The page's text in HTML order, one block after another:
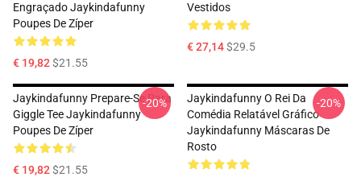
Engraçado Jaykindafunny
Poupes De Zíper
€ 19,82$21.55
Vestidos
€ 27,14$29.5
Jaykindafunny Prepare-Se Para
Giggle Tee Jaykindafunny
Poupes De Zíper
€ 19,82$21.55
-20%
Jaykindafunny O Rei Da
Comédia Relatável Gráfico
Jaykindafunny Máscaras De
Rosto
-20%